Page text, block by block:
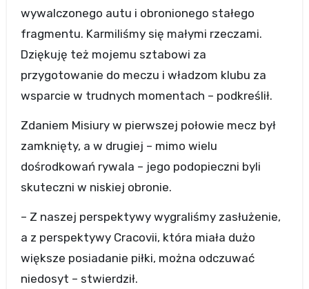
wywalczonego autu i obronionego stałego
fragmentu. Karmiliśmy się małymi rzeczami.
Dziękuję też mojemu sztabowi za
przygotowanie do meczu i władzom klubu za
wsparcie w trudnych momentach – podkreślił.
Zdaniem Misiury w pierwszej połowie mecz był
zamknięty, a w drugiej – mimo wielu
dośrodkowań rywala – jego podopieczni byli
skuteczni w niskiej obronie.
– Z naszej perspektywy wygraliśmy zasłużenie,
a z perspektywy Cracovii, która miała dużo
większe posiadanie piłki, można odczuwać
niedosyt – stwierdził.